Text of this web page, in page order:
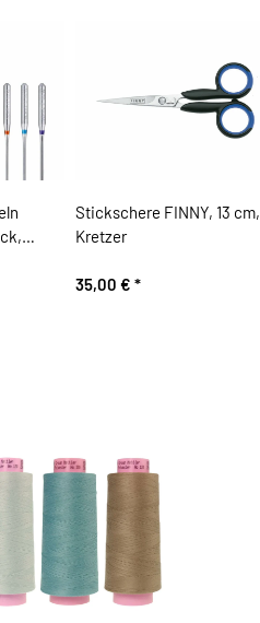
Stickschere FINNY, 13 cm,
Kretzer
35,00 € *